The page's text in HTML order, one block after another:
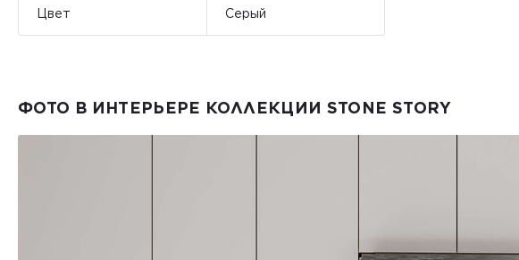
Цвет Серый
ФОТО В ИНТЕРЬЕРЕ КОЛЛЕКЦИИ STONE STORY